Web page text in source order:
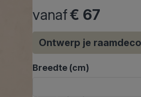
vanaf€ 67
Ontwerp je
Breedte (cm)